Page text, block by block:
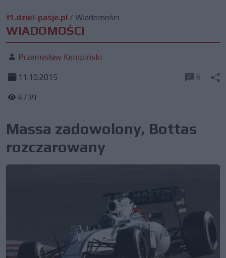
f1.dziel-pasje.pl / Wiadomości
WIADOMOŚCI
Przemysław Kempiński
11.10.2015
6739
6
Massa zadowolony, Bottas
rozczarowany